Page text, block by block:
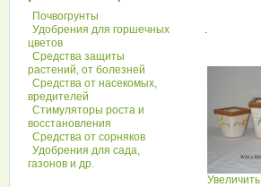
Почвогрунты
Удобрения для горшечных
цветов
Средства защиты
растений, от болезней
Средства от насекомых,
вредителей
Стимуляторы роста и
восстановления
Средства от сорняков
Удобрения для сада,
газонов и др.
.
Увеличить